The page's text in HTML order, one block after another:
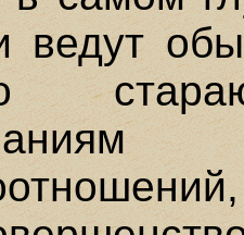
ведут